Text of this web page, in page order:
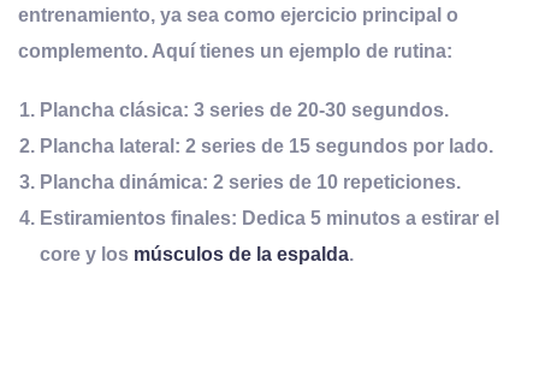
entrenamiento, ya sea como ejercicio principal o
complemento. Aquí tienes un ejemplo de rutina:
Plancha clásica: 3 series de 20-30 segundos.
Plancha lateral: 2 series de 15 segundos por lado.
Plancha dinámica: 2 series de 10 repeticiones.
Estiramientos finales: Dedica 5 minutos a estirar el
core y los músculos de la espalda.